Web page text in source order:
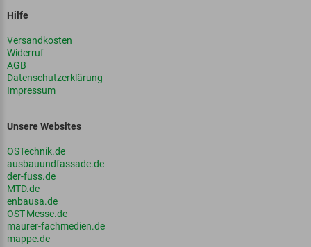
Hilfe
Versandkosten
Widerruf
AGB
Datenschutzerklärung
Impressum
Unsere Websites
OSTechnik.de
ausbauundfassade.de
der-fuss.de
MTD.de
enbausa.de
OST-Messe.de
maurer-fachmedien.de
mappe.de